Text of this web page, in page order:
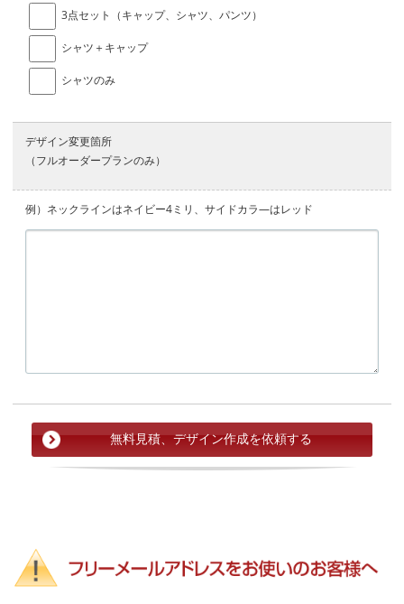
3点セット（キャップ、シャツ、パンツ）
シャツ＋キャップ
シャツのみ
デザイン変更箇所
（フルオーダープランのみ）
例）ネックラインはネイビー4ミリ、サイドカラ―はレッド